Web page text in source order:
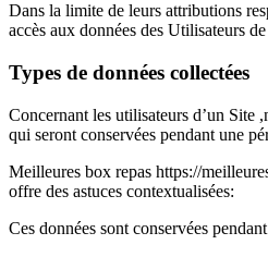
Dans la limite de leurs attributions
accès aux données des Utilisateurs
Types de données collectées
Concernant les utilisateurs d’un Site
qui seront conservées pendant une
Meilleures box repas https://
offre des astuces contextualisées:
Ces données sont conservées